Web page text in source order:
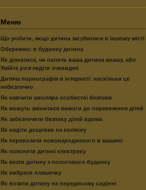
Меню
Що робити, якщо дитина загубилася в іншому місті
Обережно: в будинку дитина
Як дізнатися, чи палить ваша дитина анашу, або
Умійте розгледіти очевидне
Дитяча порнографія в інтернеті: наскільки це
небезпечно
Як навчити школяра особистої безпеки
Як можуть змінитися вимоги до перевезення дітей
Як забезпечити безпеку дітей вдома
Як надіти дощовик на коляску
Як перевозити новонародженого в машині
Як пояснити дитині електрику
Як везти дитину з пологового будинку
Як вибрати пляшечку
Як возити дитину на передньому сидінні